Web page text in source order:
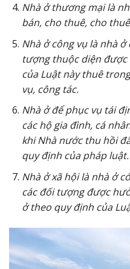
Nhà ở thương mại là
bán, cho thuê, cho
Nhà ở công vụ là nhà
tượng thuộc diện
của Luật này thuê
vụ, công tác.
Nhà ở để phục vụ tái
các hộ gia đình, cá
khi Nhà nước thu hồi
quy định của pháp luật.
Nhà ở xã hội là nhà ở
các đối tượng được
ở theo quy định của